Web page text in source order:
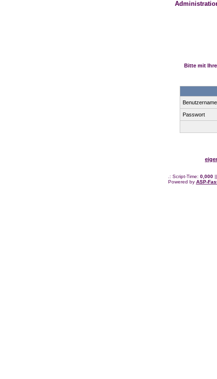
Bitte mit
Passwort
.: Script-Time: 0,000||
Powered by ASP-